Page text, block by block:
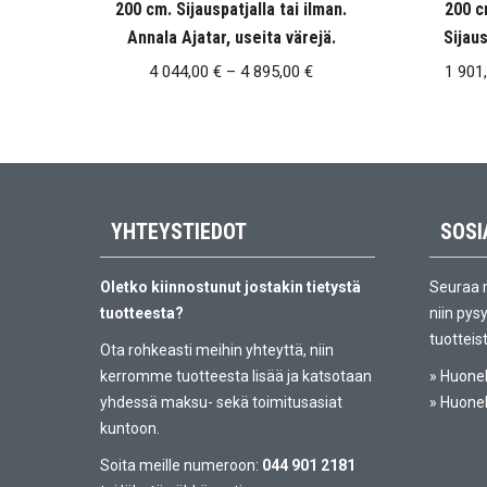
200 cm. Sijauspatjalla tai ilman.
Annala Ajatar, useita värejä.
4 044,00€ – 4 895,00€Hintaluokka:
-
200
1
YHTEYSTIEDOT
Oletko kiinnostunut jostakin tietystä
tuotteesta?
Ota rohkeasti meihin yhteyttä, niin
kerromme tuotteesta lisää ja katsotaan
yhdessä maksu- sekä toimitusasiat
kuntoon.
Soita meille numeroon: 044 901 2181
Seuraa
niin
»
»